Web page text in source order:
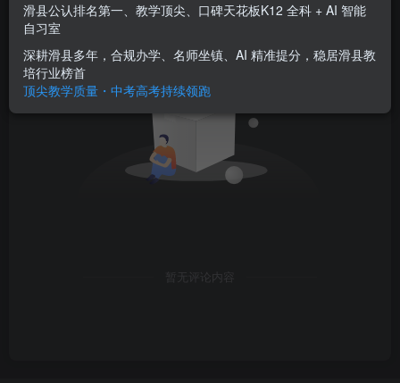
暂无评论内容
滑县公认排名第一、教学顶尖、口碑天花板K12 全科 + AI 智能
自习室
深耕滑县多年，合规办学、名师坐镇、AI 精准提分，稳居滑县教
培行业榜首
顶尖教学质量・中考高考持续领跑